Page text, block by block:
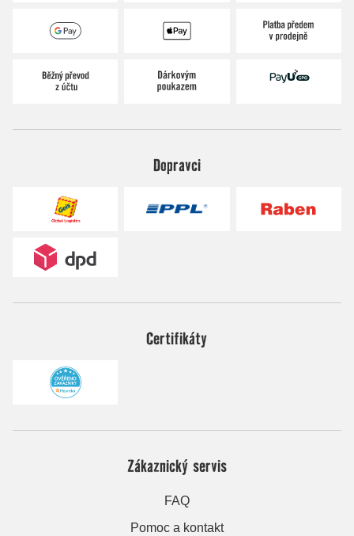
Dopravci
Certifikáty
Zákaznický servis
FAQ
Pomoc a kontakt